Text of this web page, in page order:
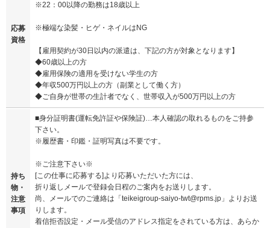
応募
資格
※22：00以降の勤務は18歳以上
※極端な染髪・ヒゲ・ネイルはNG
【雇用契約が30日以内の派遣は、下記の方が対象となります】
◆60歳以上の方
◆雇用保険の適用を受けない学生の方
◆年収500万円以上の方（副業として働く方）
◆ご自身が世帯の生計者でなく、世帯収入が500万円以上の方
持ち
物・
注意
事項
■身分証明書(運転免許証や保険証)…本人確認の取れるものをご持参
下さい。
※履歴書・印鑑・証明写真は不要です。
※ご注意下さい※
[この仕事に応募する]より応募いただいた方には、
折り返しメールで登録会日程のご案内をお送りします。
尚、メールでのご連絡は「teikeigroup-saiyo-twt@rpms.jp」よりお送
りします。
着信拒否設定・メール受信のアドレス指定をされている方は、あらか